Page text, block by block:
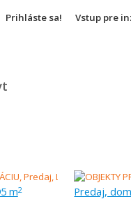
Prihláste sa! Vstup pre
m2 Predaj,